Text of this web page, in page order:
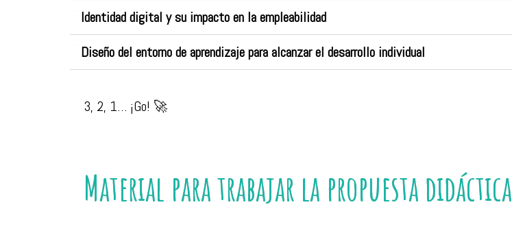
Identidad digital y su impacto en la empleabilidad
Diseño del entorno de aprendizaje para alcanzar el desarrollo individual
3, 2, 1… ¡Go! 🚀
Material para trabajar la propuesta didáctica